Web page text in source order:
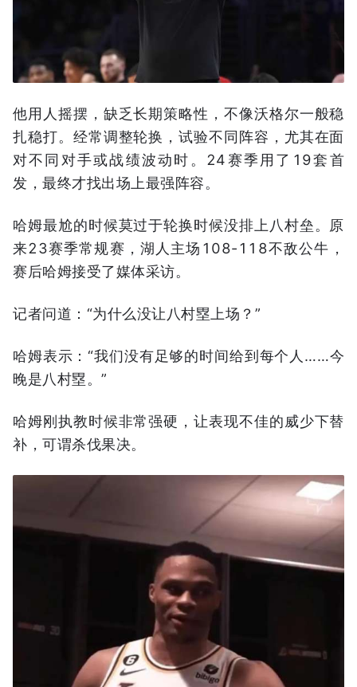
他用人摇摆，缺乏长期策略性，不像沃格尔一般稳
扎稳打。经常调整轮换，试验不同阵容，尤其在面
对不同对手或战绩波动时。24赛季用了19套首
发，最终才找出场上最强阵容。
哈姆最尬的时候莫过于轮换时候没排上八村垒。原
来23赛季常规赛，湖人主场108-118不敌公牛，
赛后哈姆接受了媒体采访。
记者问道：“为什么没让八村塁上场？”
哈姆表示：“我们没有足够的时间给到每个人……今
晚是八村塁。”
哈姆刚执教时候非常强硬，让表现不佳的威少下替
补，可谓杀伐果决。